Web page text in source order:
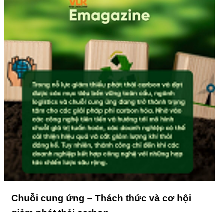
Chuỗi cung ứng – Thách thức và cơ hội